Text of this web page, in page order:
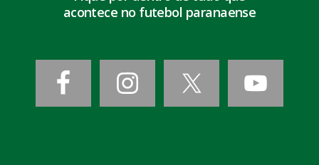
acontece no futebol paranaense